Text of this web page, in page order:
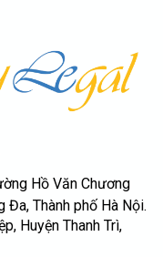
Hồ Văn Chương
Thành phố Hà Nội.
Huyện Thanh Trì,